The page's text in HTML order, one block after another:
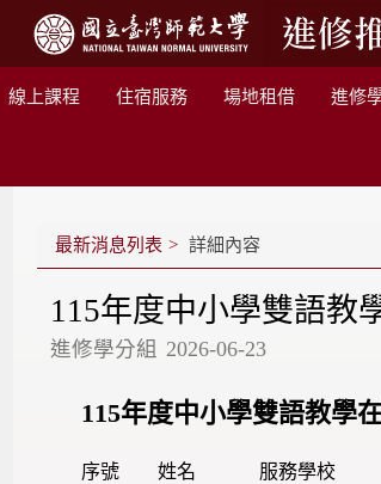
線上課程 住宿服務 場地租借 進修
最新消息列表 詳細內容
115年度中小學雙語教
進修學分組 2026-06-23
115年度中小學雙語教學
序號 姓名
服務學校